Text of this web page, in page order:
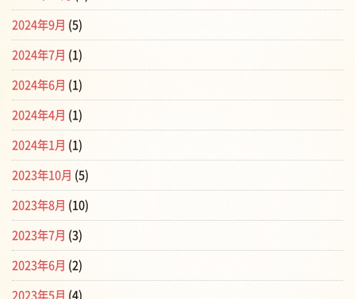
2024年9月 (5)
2024年7月 (1)
2024年6月 (1)
2024年4月 (1)
2024年1月 (1)
2023年10月 (5)
2023年8月 (10)
2023年7月 (3)
2023年6月 (2)
2023年5月 (4)